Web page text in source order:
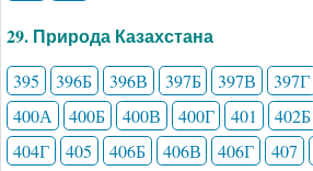
29. Природа Казахстана
395 396Б 396В 397Б 397В 397Г
400А
400Б 400В 400Г 401 402Б
404Г
405 406Б 406В 406Г 407